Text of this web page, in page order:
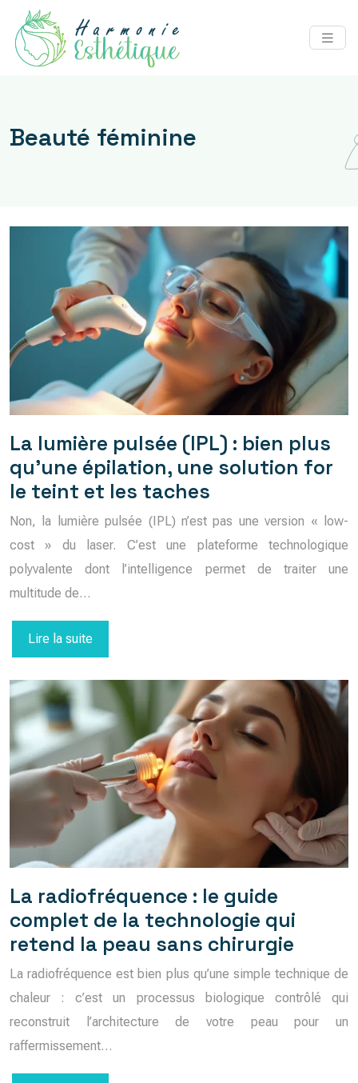
Beauté féminine
La lumière pulsée (IPL) : bien plus
qu’une épilation, une solution for
le teint et les taches
Non, la lumière pulsée (IPL) n’est pas une version « low-
cost » du laser. C’est une plateforme technologique
polyvalente dont l’intelligence permet de traiter une
multitude de…
Lire la suite
La radiofréquence : le guide
complet de la technologie qui
retend la peau sans chirurgie
La radiofréquence est bien plus qu’une simple technique de
chaleur : c’est un processus biologique contrôlé qui
reconstruit l’architecture de votre peau pour un
raffermissement…